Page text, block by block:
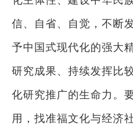
信、自省、自觉，不断
予中国式现代化的强大
研究成果、持续发挥比
化研究推广的生命力。
用，找准福文化与经济